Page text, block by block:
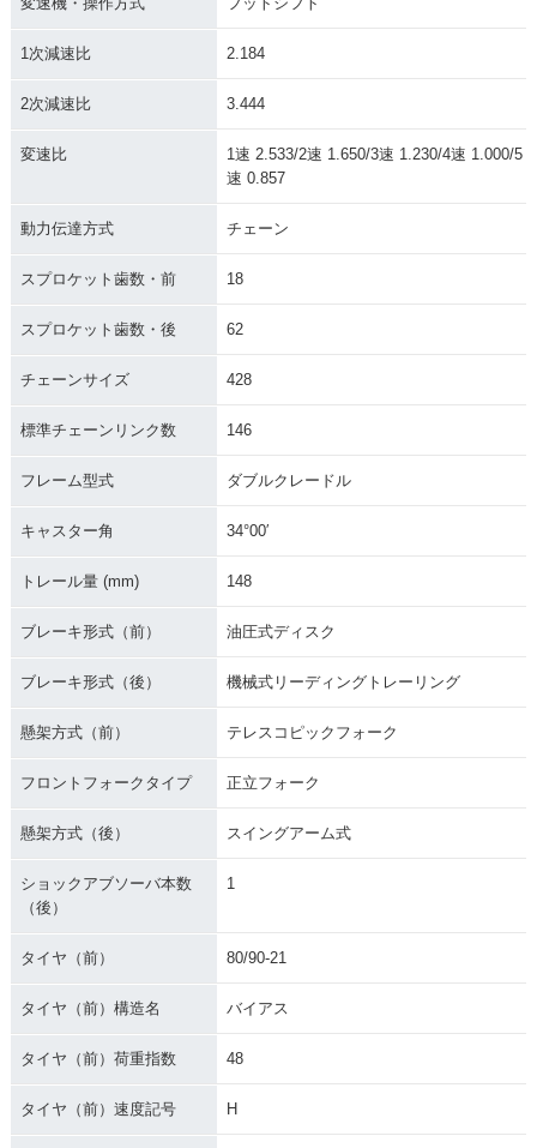
1次減速比 2.184
2次減速比 3.444
変速比
1速 2.533/2速 1.650/3速 1.230/4速 1.000/5
速 0.857
動力伝達方式 チェーン
スプロケット歯数・前 18
スプロケット歯数・後 62
チェーンサイズ 428
標準チェーンリンク数 146
フレーム型式 ダブルクレードル
キャスター角 34°00′
トレール量 (mm) 148
ブレーキ形式（前） 油圧式ディスク
ブレーキ形式（後） 機械式リーディングトレーリング
懸架方式（前） テレスコピックフォーク
フロントフォークタイプ 正立フォーク
懸架方式（後） スイングアーム式
ショックアブソーバ本数
（後）
1
タイヤ（前） 80/90-21
タイヤ（前）構造名 バイアス
タイヤ（前）荷重指数 48
タイヤ（前）速度記号 H